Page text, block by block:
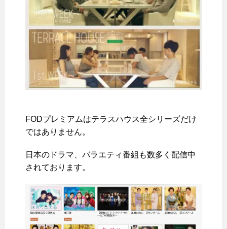
FODプレミアムはテラスハウス全シリーズだけ
ではありません。
日本のドラマ、バラエティ番組も数多く配信中
されております。